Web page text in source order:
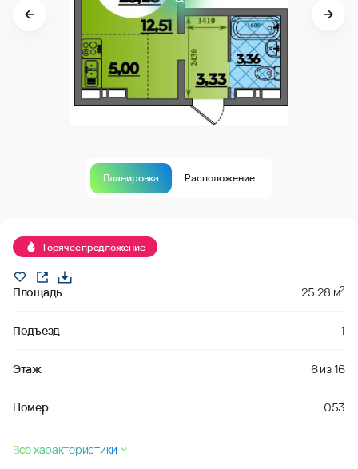
Планировка Расположение
Горячее предложение
Площадь 25.28 м2
Подъезд 1
Этаж 6из16
Номер 053
Все характеристики